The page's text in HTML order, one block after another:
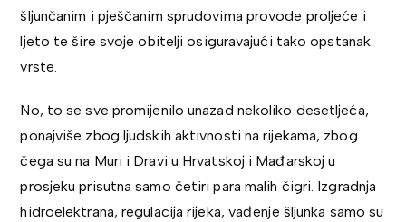
šljunčanim i pješčanim sprudovima provode proljeće i
ljeto te šire svoje obitelji osiguravajući tako opstanak
vrste.
No, to se sve promijenilo unazad nekoliko desetljeća,
ponajviše zbog ljudskih aktivnosti na rijekama, zbog
čega su na Muri i Dravi u Hrvatskoj i Mađarskoj u
prosjeku prisutna samo četiri para malih čigri. Izgradnja
hidroelektrana, regulacija rijeka, vađenje šljunka samo su